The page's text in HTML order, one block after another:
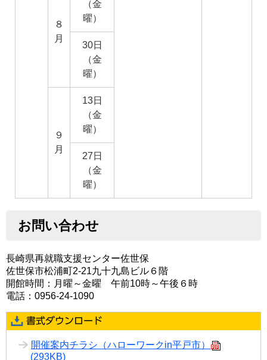
８
月
（金
曜）
30日
（金
曜）
９
月
13日
（金
曜）
27日
（金
曜）
お問い合わせ
長崎県再就職支援センター佐世保
佐世保市松浦町2-21九十九島ビル６階
開館時間：月曜～金曜 午前10時～午後６時
電話：0956-24-1090
開催案内チラシ（ハローワークin平戸市）
(293KB)